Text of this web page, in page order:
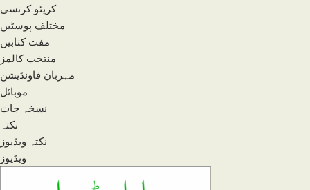
کرپٹو کرنسی
مختلف پوسٹیں
مفت کتابیں
منتخب کالمز
مہربان فاونڈیشن
موبائل
نسخہ جات
نکتہ
نکتہ ویڈیوز
ویڈیوز